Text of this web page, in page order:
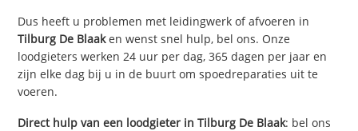
Dus heeft u problemen met leidingwerk of afvoeren in
Tilburg De Blaaken wenst snel hulp, bel ons. Onze
loodgieters werken 24 uur per dag, 365 dagen per jaar en
zijn elke dag bij u in de buurt om spoedreparaties uit te
voeren.
Direct hulp van een loodgieter inTilburg De Blaak: bel ons